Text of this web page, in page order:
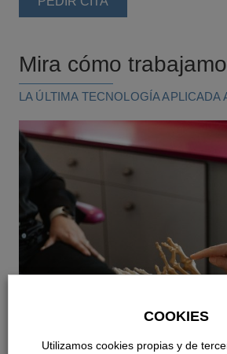
Mira cómo
LA ÚLTIMA TECNOLOGÍA APLICADA
COOKIES
Utilizamos cookies propias y de